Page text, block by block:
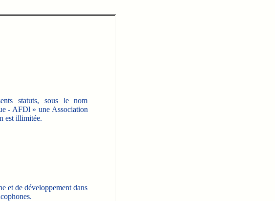
statuts, sous le nom
- AFDl » une Association
est illimitée.
et de développement dans